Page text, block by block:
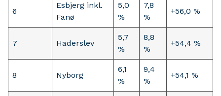
6
Esbjerg inkl.
Fanø
5,0
%
7,8
%
+56,0 %
7 Haderslev
5,7
%
8,8
%
+54,4 %
8 Nyborg
6,1
%
9,4
%
+54,1 %